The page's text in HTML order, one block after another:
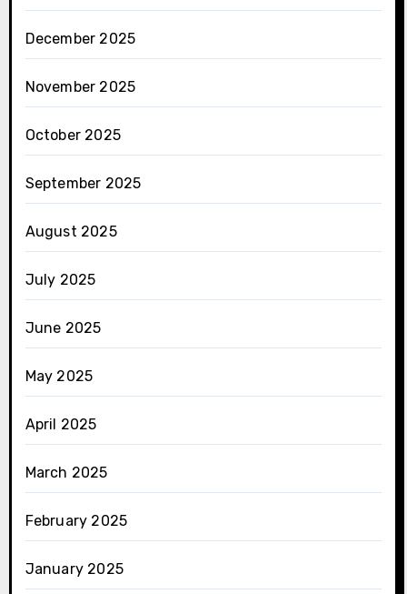
December 2025
November 2025
October 2025
September 2025
August 2025
July 2025
June 2025
May 2025
April 2025
March 2025
February 2025
January 2025